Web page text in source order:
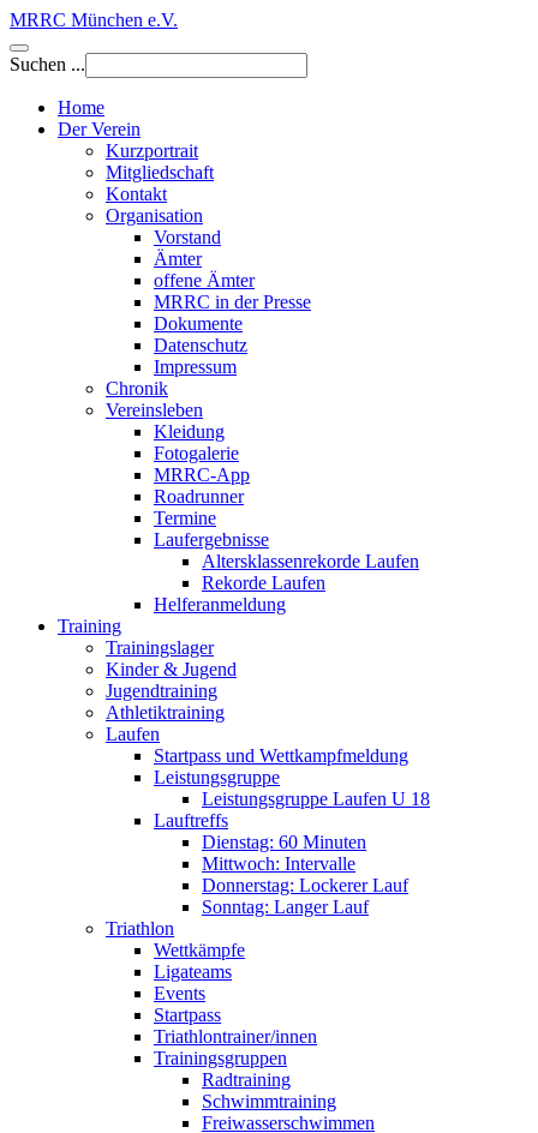
MRRC München e.V.
Suchen ...
Home
Der Verein
Kurzportrait
Mitgliedschaft
Kontakt
Organisation
Vorstand
Ämter
offene Ämter
MRRC in der Presse
Dokumente
Datenschutz
Impressum
Chronik
Vereinsleben
Kleidung
Fotogalerie
MRRC-App
Roadrunner
Termine
Laufergebnisse
Altersklassenrekorde Laufen
Rekorde Laufen
Helferanmeldung
Training
Trainingslager
Kinder & Jugend
Jugendtraining
Athletiktraining
Laufen
Startpass und Wettkampfmeldung
Leistungsgruppe
Leistungsgruppe Laufen U 18
Lauftreffs
Dienstag: 60 Minuten
Mittwoch: Intervalle
Donnerstag: Lockerer Lauf
Sonntag: Langer Lauf
Triathlon
Wettkämpfe
Ligateams
Events
Startpass
Triathlontrainer/innen
Trainingsgruppen
Radtraining
Schwimmtraining
Freiwasserschwimmen